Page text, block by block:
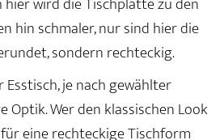
hin schmaler, nur sind hier die
sondern rechteckig.
je nach gewählter
Optik. Wer den klassischen Look
eine rechteckige Tischform